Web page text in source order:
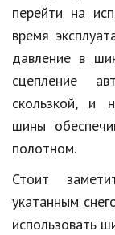
перейти на
время
давление в
сцепление
скользкой, и
шины
полотном.
Стоит
укатанным
использовать